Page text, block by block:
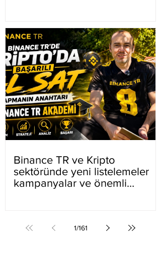
Binance TR ve Kripto
sektöründe yeni listelemeler
kampanyalar ve önemli
1/161